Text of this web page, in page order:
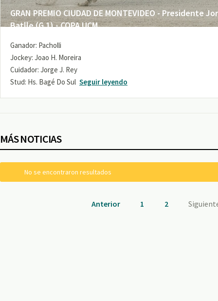
GRAN PREMIO CIUDAD DE MONTEVIDEO - Presidente
Batlle (G 1) - COPA UCM
Ganador: Pacholli
Jockey: Joao H. Moreira
Cuidador: Jorge J. Rey
Stud: Hs. Bagé Do Sul Seguir leyendo
MÁS NOTICIAS
No se encontraron resultados
Anterior 1 2